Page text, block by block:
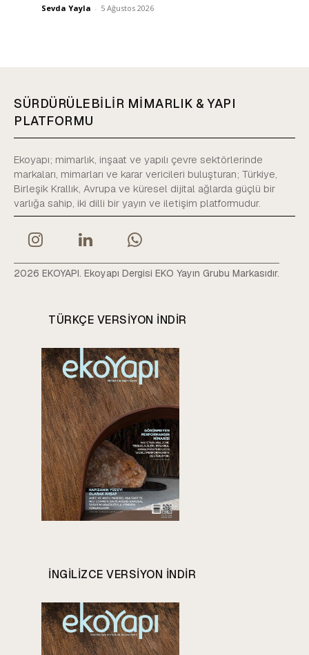
Sevda Yayla - 5 Ağustos 2026
SÜRDÜRÜLEBİLİR MİMARLIK & YAPI
PLATFORMU
Ekoyapı; mimarlık, inşaat ve yapılı çevre sektörlerinde
markaları, mimarları ve karar vericileri buluşturan; Türkiye,
Birleşik Krallık, Avrupa ve küresel dijital ağlarda güçlü bir
varlığa sahip, iki dilli bir yayın ve iletişim platformudur.
2026 EKOYAPI. Ekoyapı Dergisi EKO Yayın Grubu Markasıdır.
TÜRKÇE VERSIYON INDIR
INGILIZCE VERSIYON INDIR